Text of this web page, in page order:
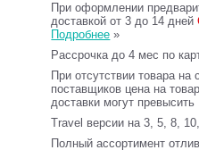
При оформлении
доставкой от 3 до 14 дней
Подробнее »
Рассрочка до 4 мес по
При отсутствии товара на
поставщиков цена на
доставки могут превысить
Travel версии на 3, 5, 8,
Полный ассортимент